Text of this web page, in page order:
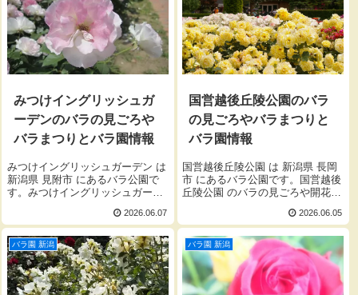
みつけイングリッシュガ
ーデンのバラの見ごろや
バラまつりとバラ園情報
みつけイングリッシュガーデン は
新潟県 見附市 にあるバラ公園で
す。みつけイングリッシュガーデ
ラまつりとバラ園の開園時間、入
園料をご紹介します。
2026.06.07
国営越後丘陵公園のバラ
の見ごろやバラまつりと
バラ園情報
国営越後丘陵公園 は 新潟県 長岡
市 にあるバラ公園です。国営越後
丘陵公園 のバラの見ごろや開花状
間、入園料をご紹介します。2026.06.05
バラ園 新潟 バラ園 新潟